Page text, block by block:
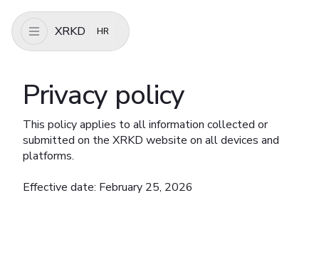
XRKD HR
Privacy policy
This policy applies to all information collected or
submitted on the XRKD website on all devices and
platforms.
Effective date: February 25, 2026